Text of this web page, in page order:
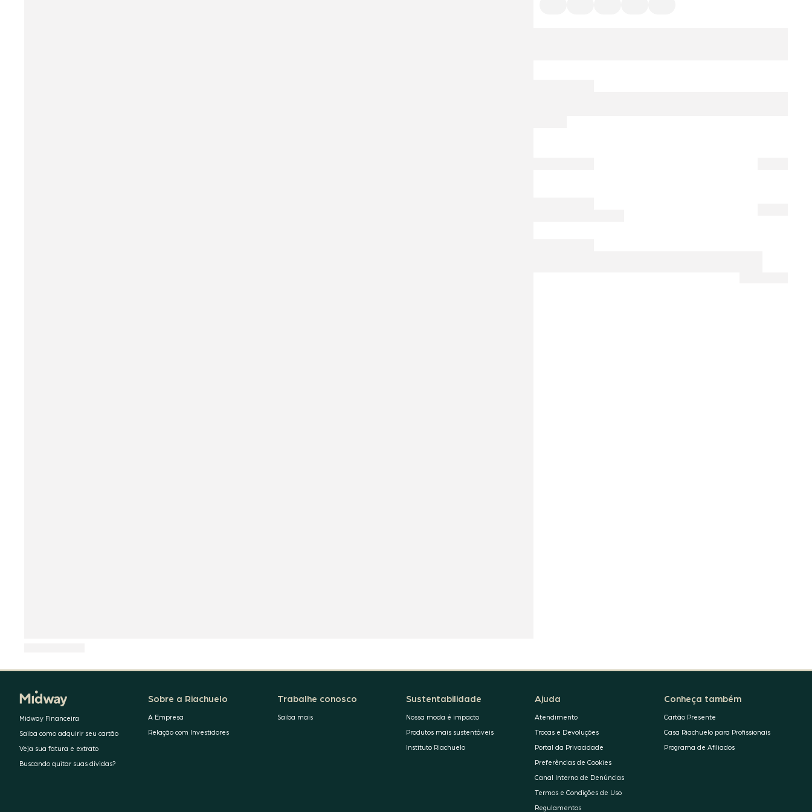
Midway Financeira
Saiba como adquirir seu cartão
Veja sua fatura e extrato
Buscando quitar suas dívidas?
Sobre a Riachuelo
A Empresa
Relação com Investidores
Trabalhe conosco
Saiba mais
Sustentabilidade
Nossa moda é impacto
Produtos mais sustentáveis
Instituto Riachuelo
Ajuda
Atendimento
Trocas e Devoluções
Portal da Privacidade
Preferências de Cookies
Canal Interno de Denúncias
Termos e Condições de Uso
Regulamentos
Conheça também
Cartão Presente
Casa Riachuelo para Profissionais
Programa de Afiliados